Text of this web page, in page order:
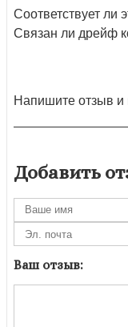
Соответствует ли
Связан ли дрейф
Напишите отзыв и
Добавить
Ваш отзыв: